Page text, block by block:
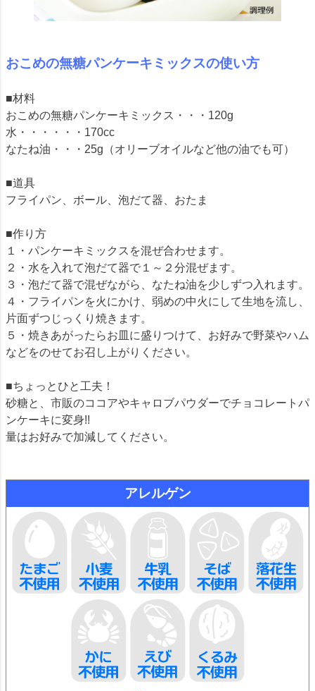
おこめの無糖パンケーキミックスの使い方
■材料
おこめの無糖パンケーキミックス・・・120g
水・・・・・・170cc
なたね油・・・25g（オリーブオイルなど他の油でも可）
■道具
フライパン、ボール、泡だて器、おたま
■作り方
１・パンケーキミックスを混ぜ合わせます。
２・水を入れて泡だて器で１～２分混ぜます。
３・泡だて器で混ぜながら、なたね油を少しずつ入れます。
４・フライパンを火にかけ、弱めの中火にして生地を流し、
片面ずつじっくり焼きます。
５・焼きあがったらお皿に盛りつけて、お好みで野菜やハム
などをのせてお召し上がりください。
■ちょっとひと工夫！
砂糖と、市販のココアやキャロブパウダーでチョコレートパ
ンケーキに変身!!
量はお好みで加減してください。
アレルゲン